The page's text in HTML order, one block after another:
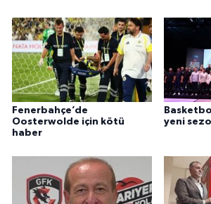
Fenerbahçe’de
Oosterwolde için kötü
haber
yeni